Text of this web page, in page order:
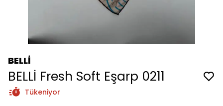
BELLİ
BELLİ Fresh Soft Eşarp 0211
Tükeniyor